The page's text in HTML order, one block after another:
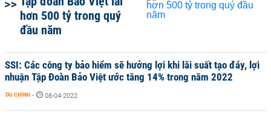
hơn 500 tỷ trong quý
đầu năm
SSI: Các công ty bảo hiểm sẽ hưởng lợi khi lãi suất tạo đáy, lợi
nhuận Tập Đoàn Bảo Việt ước tăng 14% trong năm 2022
TÀI CHÍNH - 08-04-2022